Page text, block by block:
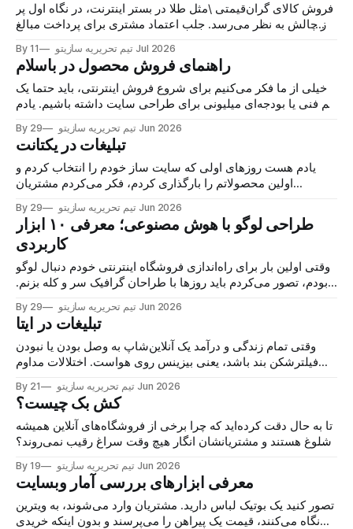
فروش کالای گران‌قیمتی \مثل طلا در بستر اینترنت، در نگاه اول پر
از چالش به نظر می‌رسد. جلب اعتماد مشتری برای پرداخت مبالغ
دغدغه‌های همیشگی صاحبان کسب‌وکار برای ورود به دنیای آنلاین
است. اما واقعیت این
By تیم تحریریه سازیتو 11 Jul 2026
راهنمای فروش محصول در باسلام
خیلی از ما فکر می‌کنیم برای شروع فروش اینترنتی، باید حتما یک
تیم فنی یا بودجه‌ای میلیونی برای طراحی سایت داشته باشیم. یادم
گذاشتم، مدیریت سفارشات به قدری کلافه‌کننده بود که نزدیک بود
عطای کار
By تیم تحریریه سازیتو 29 Jun 2026
تبلیغات در یکتانت
یادم هست روزهای اولی که سایت ساز خودم را انتخاب کردم و
اولین محصولاتم را بارگذاری کردم، فکر می‌کردم مشتریان
ده روز گذشت و دریغ از یک سفارش! انگار در بیابان بی‌آب ‌و علف،
ویترینی از
By تیم تحریریه سازیتو 29 Jun 2026
طراحی لوگو با هوش مصنوعی؛ معرفی ۱۰ ابزار
کاربردی
وقتی اولین بار برای راه‌اندازی فروشگاه اینترنتی خودم دنبال لوگو
بودم، تصور می‌کردم باید روزها با طراحان گرافیک سر و کله بزنم.
انعطاف‌پذیری اهمیت بیشتری دارد. امروز با کمک ابزارهای مبتنی
By تیم تحریریه سازیتو 29 Jun 2026
تبلیغات در ایتا
وقتی تمام زندگی و درآمد یک آنلاین‌شاپ به وصل بودن یا نبودن
فیلترشکن بند باشد، یعنی بیزینس روی هواست. اختلالات مداوم
کسب‌وکارها نگذاشته است. در این بازار بی‌ثبات، تبلیغات در ایتا یک
انتخاب تفننی نیست؛ بلکه راهکاری
By تیم تحریریه سازیتو 21 Jun 2026
کش بک چیست؟
تا به حال دقت کرده‌اید که چرا برخی از فروشگاه‌های آنلاین همیشه
شلوغ هستند و مشتریانشان انگار هیچ ‌وقت سراغ رقیب نمی‌روند؟
روان‌شناختی به نام «کش‌بک» نهفته است. وقتی مشتری حس می‌
By تیم تحریریه سازیتو 19 Jun 2026
معرفی ابزارهای بررسی آمار وبسایت
تصور کنید یک بوتیک لباس دارید. مشتریان وارد می‌شوند، به ویترین
نگاه می‌کنند، قیمت یک پیراهن را می‌پرسند و بدون اینکه خریدی